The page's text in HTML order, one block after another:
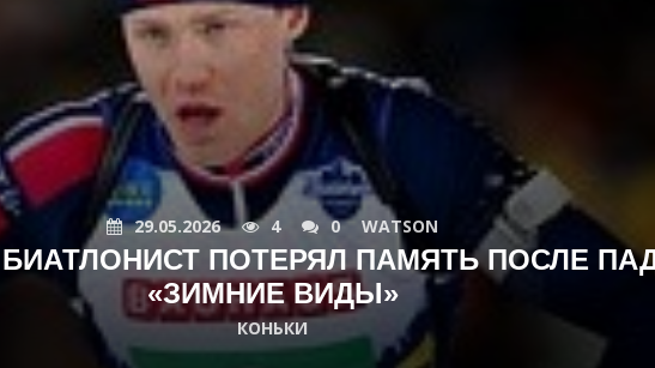
29.05.2026 4 0 WATSON
ПОТЕРЯЛ ПАМЯТЬ ПОСЛЕ
«ЗИМНИЕ ВИДЫ»
КОНЬКИ